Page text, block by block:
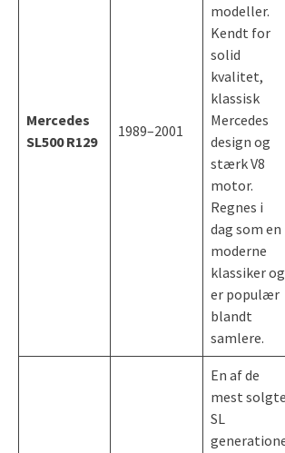
Mercedes
SL500 R129
1989–2001
modeller.
Kendt for
solid
kvalitet,
klassisk
Mercedes
design og
stærk V8
motor.
Regnes i
dag som en
moderne
klassiker og
er populær
blandt
samlere.
En af de
mest solgte
SL